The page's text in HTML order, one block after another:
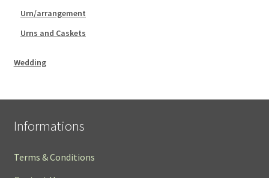
Urn/arrangement
Urns and Caskets
Wedding
Informations
Terms & Conditions